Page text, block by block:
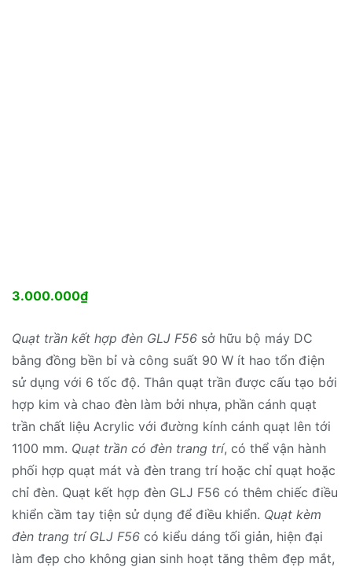
3.000.000₫
Quạt trần kết hợp đèn GLJ F56 sở hữu bộ máy DC
bằng đồng bền bỉ và công suất 90 W ít hao tổn điện
sử dụng với 6 tốc độ. Thân quạt trần được cấu tạo bởi
hợp kim và chao đèn làm bởi nhựa, phần cánh quạt
trần chất liệu Acrylic với đường kính cánh quạt lên tới
1100 mm. Quạt trần có đèn trang trí, có thể vận hành
phối hợp quạt mát và đèn trang trí hoặc chỉ quạt hoặc
chỉ đèn. Quạt kết hợp đèn GLJ F56 có thêm chiếc điều
khiển cầm tay tiện sử dụng để điều khiển. Quạt kèm
đèn trang trí GLJ F56 có kiểu dáng tối giản, hiện đại
làm đẹp cho không gian sinh hoạt tăng thêm đẹp mắt,